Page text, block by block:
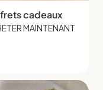
cadeaux
MAINTENANT